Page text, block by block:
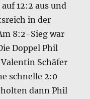
12:2 aus und
in der
8:2-Sieg war
Doppel Phil
Schäfer
schnelle 2:0
dann Phil